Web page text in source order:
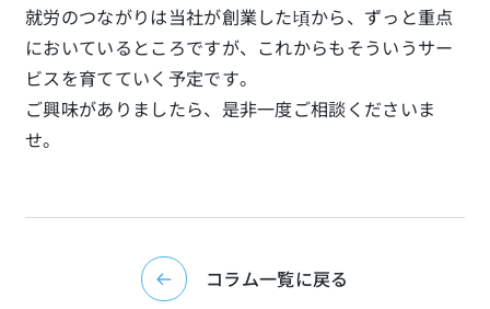
就労のつながりは当社が創業した頃から、ずっと重点
においているところですが、これからもそういうサー
ビスを育てていく予定です。
ご興味がありましたら、是非一度ご相談くださいま
せ。
コラム一覧に戻る